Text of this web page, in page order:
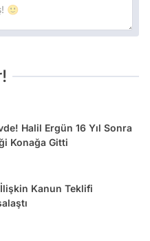
Halil Ergün 16 Yıl Sonra
Konağa Gitti
Kanun Teklifi